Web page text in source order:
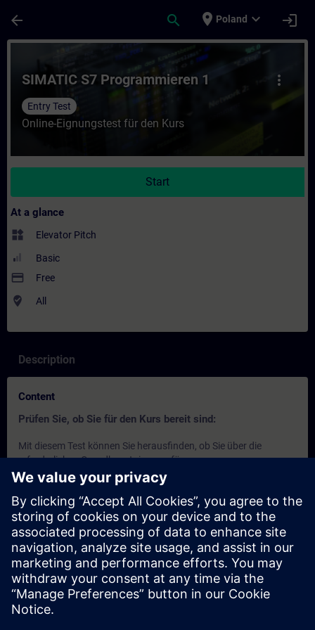
arrow_back search place Poland expand_more login
Course - SIMATIC S7 Programmieren 1
more_vert
SIMATIC S7 Programmieren 1
Entry Test
Online-Eignungstest für den Kurs
Start
At a glance
widgets Elevator Pitch
Basic
payment Free
where_to_vote All
Description
Content
Prüfen Sie, ob Sie für den Kurs bereit sind:
Mit diesem Test können Sie herausfinden, ob Sie über die
erforderlichen Grundkenntnisse verfügen.
Der Test besteht aus15 Fragen
Es gibt kein Zeitlimit .
Wenn Sie mehr als 70% der Fragen richtig beantworten,
sind Sie bereit für den Kurs.
Wenn Sieweniger als 70%
erreichen, empfehlen wir Ihnen,
die SITRAIN access KurseSIMATIC - Grundlagen zu
speicherprogrammierbaren Steuerungen (SPS) und
Einführung in die Grundlagen zur SPS-Programmierung
durchzuarbeiten, um Ihre Grundlagen zu vertiefen.